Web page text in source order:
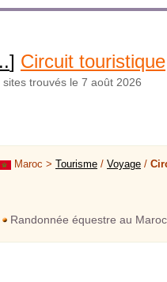
] Circuit touristique
sites trouvés le 7 août 2026
Maroc > Tourisme / Voyage /
Randonnée équestre au Maroc